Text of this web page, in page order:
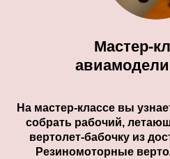
Мастер-
На мастер-классе вы
собрать рабочий,
вертолет-бабочку из
Резиномоторные